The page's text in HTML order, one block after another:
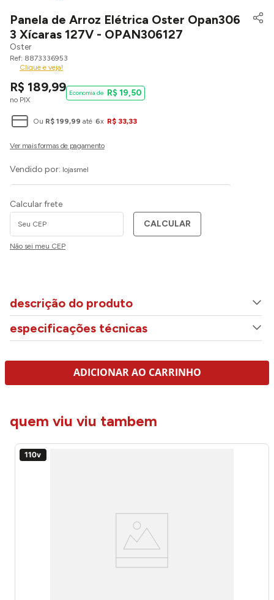
Panela de Arroz Elétrica Oster Opan306
3 Xícaras 127V - OPAN306127
Oster
8873336953
Clique e veja!
R$ 189,99
no PIX
R$ 19,50
Ou R$ 199,99 até 6x R$ 33,33
Vendido por: lojasmel
Calcular frete
CALCULAR
Não sei meu CEP
descrição do produto
especificações técnicas
ADICIONAR AO CARRINHO
quem viu viu tambem